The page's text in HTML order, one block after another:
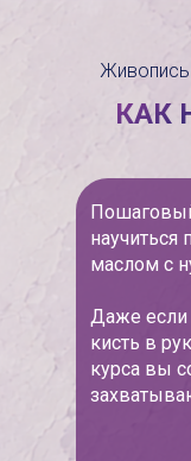
КАК
Пошаговый
научиться
маслом с
Даже если
кисть в
курса вы